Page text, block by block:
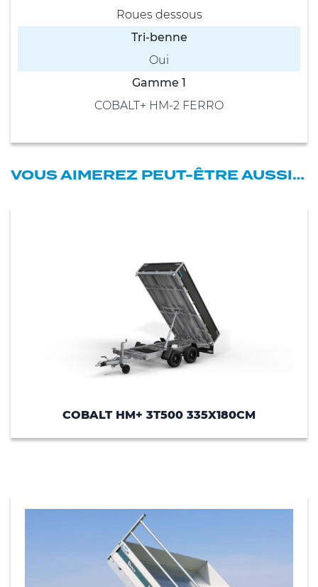
Roues dessous
Tri-benne
Oui
Gamme 1
COBALT+ HM-2 FERRO
VOUS AIMEREZ PEUT-ÊTRE AUSSI…
COBALT HM+ 3T500 335X180CM